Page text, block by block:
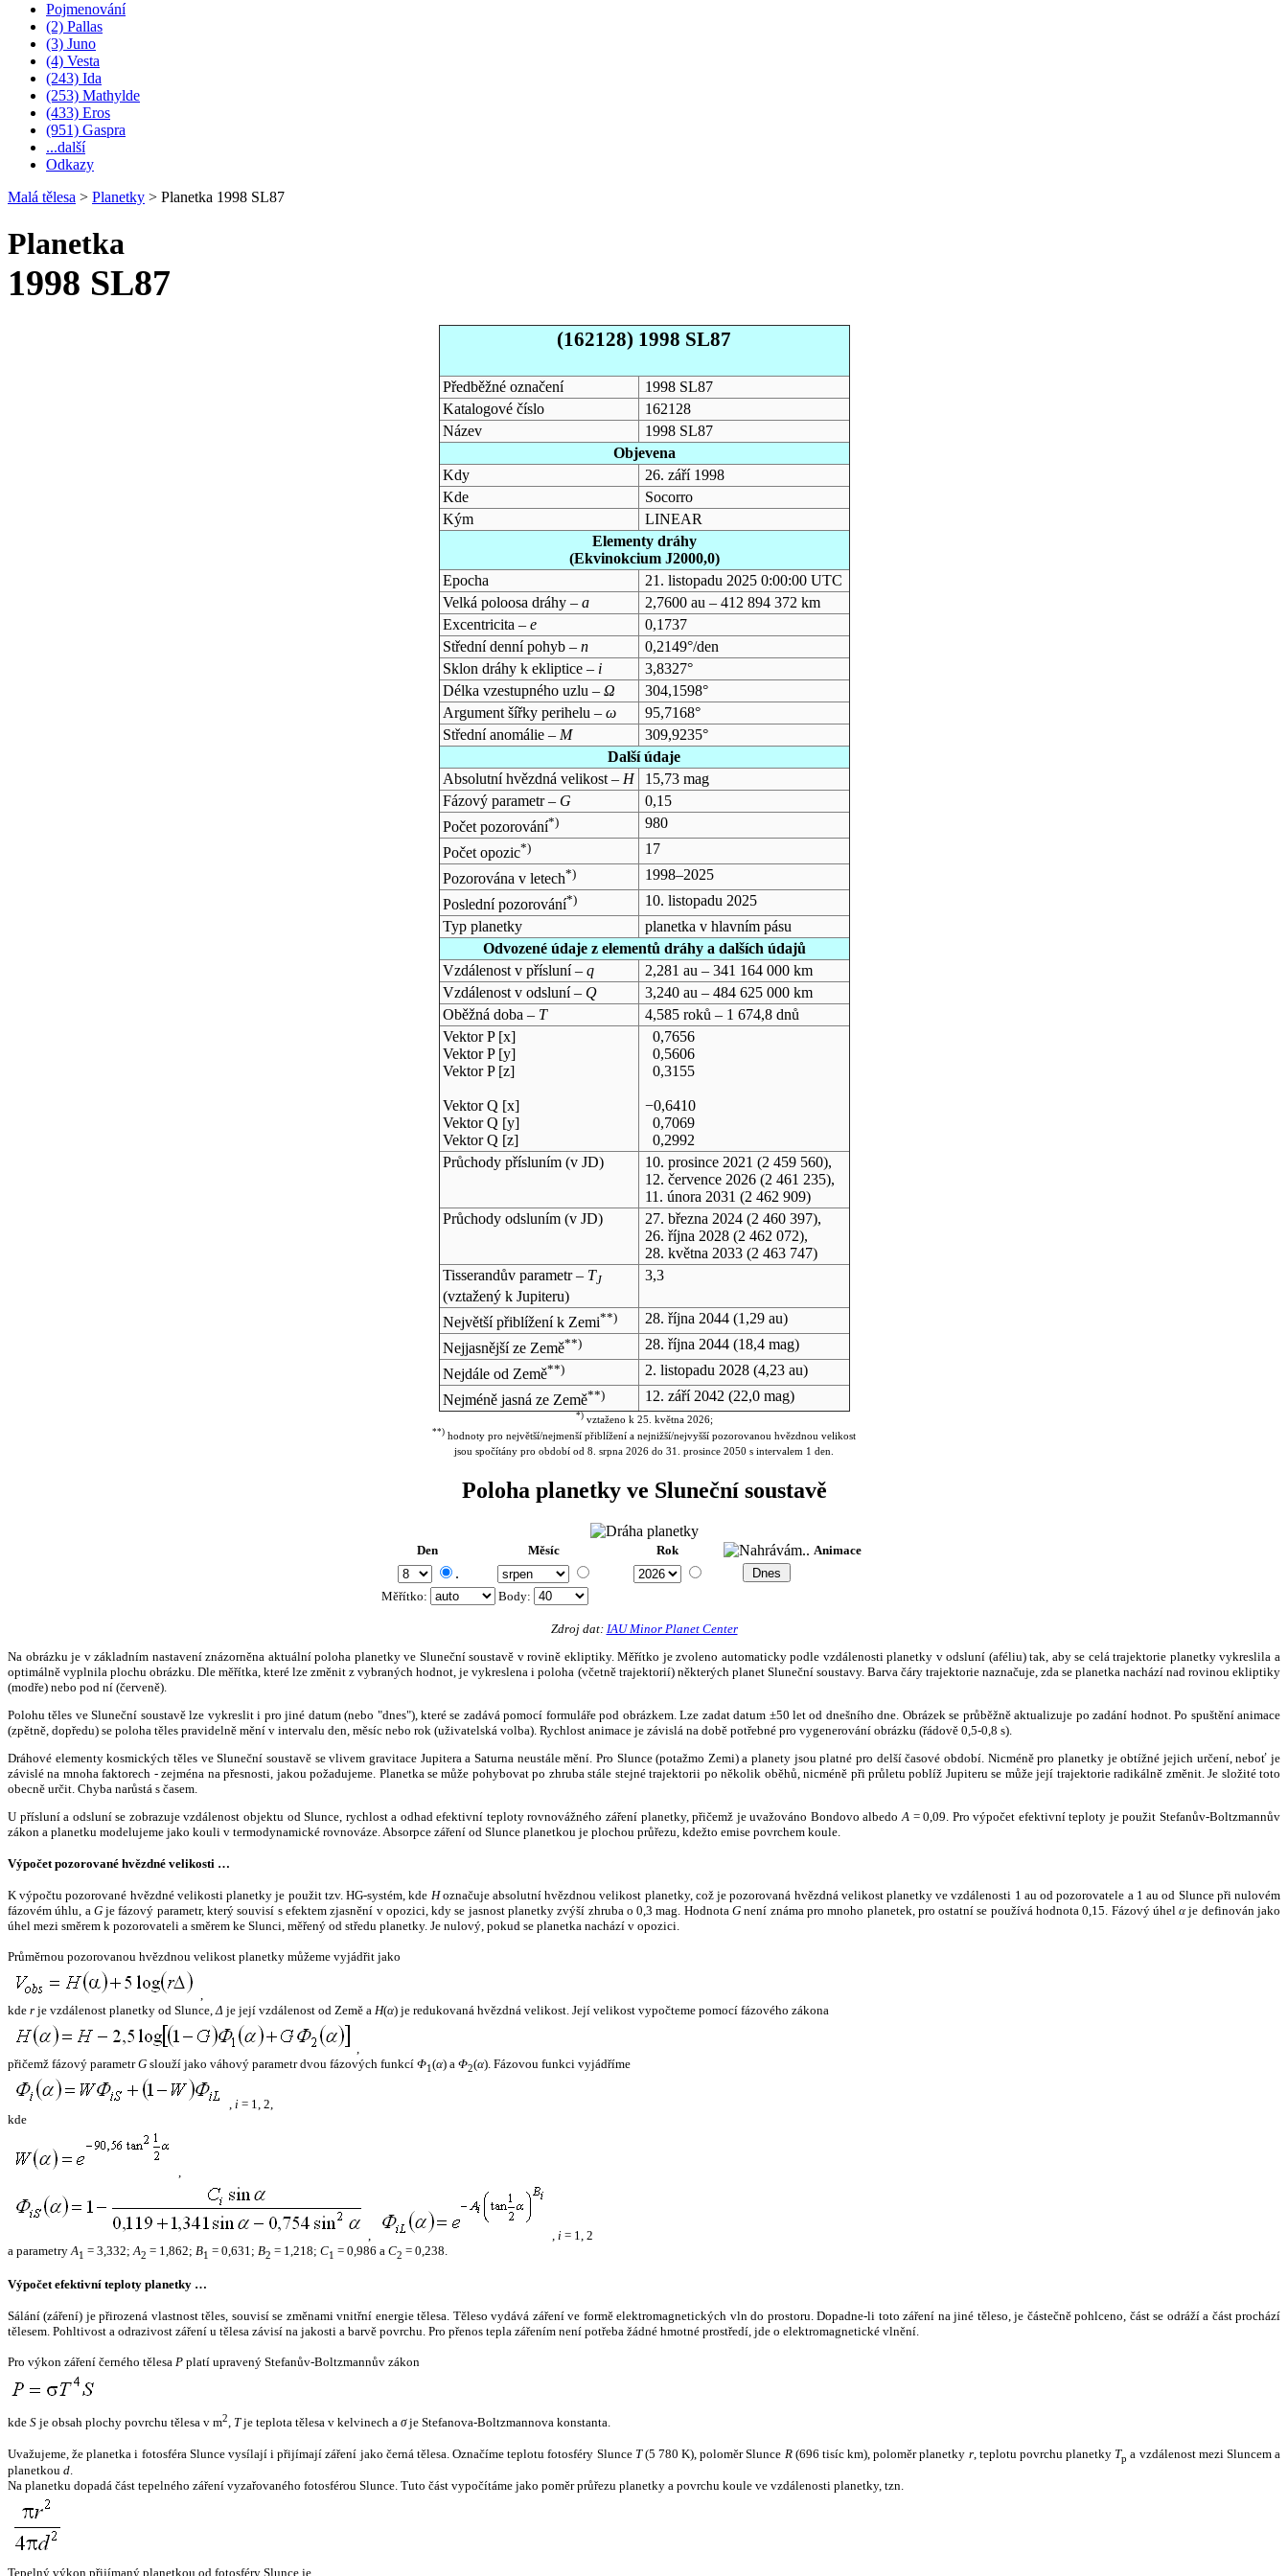
Pojmenování
(2) Pallas
(3) Juno
(4) Vesta
(243) Ida
(253) Mathylde
(433) Eros
(951) Gaspra
...další
Odkazy
Malá tělesa > Planetky > Planetka 1998 SL87
Planetka
1998 SL87
(162128) 1998 SL87
Předběžné označení
1998 SL87
Katalogové číslo
162128
Název
1998 SL87
Objevena
Kdy
26. září 1998
Kde
Socorro
Kým
LINEAR
Elementy dráhy
(Ekvinokcium J2000,0)
Epocha
21. listopadu 2025 0:00:00 UTC
Velká poloosa dráhy – a
2,7600 au – 412 894 372 km
Excentricita – e
0,1737
Střední denní pohyb – n
0,2149°/den
Sklon dráhy k ekliptice – i
3,8327°
Délka vzestupného uzlu – Ω
304,1598°
Argument šířky perihelu – ω
95,7168°
Střední anomálie – M
309,9235°
Další údaje
Absolutní hvězdná velikost – H
15,73 mag
Fázový parametr – G
0,15
Počet pozorování*)
980
Počet opozic*)
17
Pozorována v letech*)
1998–2025
Poslední pozorování*)
10. listopadu 2025
Typ planetky
planetka v hlavním pásu
Odvozené údaje z elementů dráhy a dalších údajů
Vzdálenost v přísluní – q
2,281 au – 341 164 000 km
Vzdálenost v odsluní – Q
3,240 au – 484 625 000 km
Oběžná doba – T
4,585 roků – 1 674,8 dnů
Vektor P [x]
Vektor P [y]
Vektor P [z]
Vektor Q [x]
Vektor Q [y]
Vektor Q [z]
0,7656
0,5606
0,3155
−0,6410
0,7069
0,2992
Průchody přísluním (v JD) 10. prosince 2021 (2 459 560),
12. července 2026(2 461 235),
11. února 2031 (2 462 909)
Průchody odsluním (v JD) 27. března 2024(2 460 397),
26. října 2028(2 462 072),
28. května 2033(2 463 747)
Tisserandův parametr – TJ
(vztažený k Jupiteru)
3,3
Největší přiblížení k Zemi**) 28. října 2044(1,29 au)
Nejjasnější ze Země**) 28. října 2044(18,4 mag)
Nejdále od Země**) 2. listopadu 2028(4,23 au)
Nejméně jasná ze Země**) 12. září 2042 (22,0 mag)
*)vztaženo k 25. května 2026;
**) hodnoty pro největší/nejmenší přiblížení a nejnižší/nejvyšší pozorovanou hvězdnou velikost
jsou spočítány pro období od 8. srpna 2026 do 31. prosince 2050 s intervalem 1 den.
Poloha planetky ve Sluneční soustavě
Den Měsíc Rok Animace
.
Měřítko: Body:
Zdroj dat: IAU Minor Planet Center
Na obrázku je v základním nastavení znázorněna aktuální poloha planetky ve Sluneční soustavě v rovině ekliptiky. Měřítko je zvoleno automaticky podle vzdálenosti planetky v odsluní (aféliu) tak, aby se celá trajektorie planetky vykreslila a
optimálně vyplnila plochu obrázku. Dle měřítka, které lze změnit z vybraných hodnot, je vykreslena i poloha (včetně trajektorií) některých planet Sluneční soustavy. Barva čáry trajektorie naznačuje, zda se planetka nachází nad rovinou ekliptiky
(modře) nebo pod ní (červeně).
Polohu těles ve Sluneční soustavě lze vykreslit i pro jiné datum (nebo "dnes"), které se zadává pomocí formuláře pod obrázkem. Lze zadat datum ±50 let od dnešního dne. Obrázek se průběžně aktualizuje po zadání hodnot. Po spuštění animace
(zpětně, dopředu) se poloha těles pravidelně mění v intervalu den, měsíc nebo rok (uživatelská volba). Rychlost animace je závislá na době potřebné pro vygenerování obrázku (řádově 0,5-0,8 s).
Dráhové elementy kosmických těles ve Sluneční soustavě se vlivem gravitace Jupitera a Saturna neustále mění. Pro Slunce (potažmo Zemi) a planety jsou platné pro delší časové období. Nicméně pro planetky je obtížné jejich určení, neboť je
závislé na mnoha faktorech - zejména na přesnosti, jakou požadujeme. Planetka se může pohybovat po zhruba stále stejné trajektorii po několik oběhů, nicméně při průletu poblíž Jupiteru se může její trajektorie radikálně změnit. Je složité toto
obecně určit. Chyba narůstá s časem.
U přísluní a odsluní se zobrazuje vzdálenost objektu od Slunce, rychlost a odhad efektivní teploty rovnovážného záření planetky, přičemž je uvažováno Bondovo albedo A = 0,09. Pro výpočet efektivní teploty je použit Stefanův-Boltzmannův
zákon a planetku modelujeme jako kouli v termodynamické rovnováze. Absorpce záření od Slunce planetkou je plochou průřezu, kdežto emise povrchem koule.
Výpočet pozorované hvězdné velikosti …
K výpočtu pozorované hvězdné velikosti planetky je použit tzv. HG-systém, kde Hoznačuje absolutní hvězdnou velikost planetky, což je pozorovaná hvězdná velikost planetky ve vzdálenosti 1 au od pozorovatele a 1 au od Slunce při nulovém
fázovém úhlu, a Gje fázový parametr, který souvisí s efektem zjasnění v opozici, kdy se jasnost planetky zvýší zhruba o 0,3 mag. HodnotaG není známa pro mnoho planetek, pro ostatní se používá hodnota 0,15. Fázový úhelα je definován jako
úhel mezi směrem k pozorovateli a směrem ke Slunci, měřený od středu planetky. Je nulový, pokud se planetka nachází v opozici.
Průměrnou pozorovanou hvězdnou velikost planetky můžeme vyjádřit jako
,
kde r je vzdálenost planetky od Slunce,Δ je její vzdálenost od Země a H(α) je redukovaná hvězdná velikost. Její velikost vypočteme pomocí fázového zákona
,
přičemž fázový parametrG slouží jako váhový parametr dvou fázových funkcí Φ1(α) a Φ2(α). Fázovou funkci vyjádříme
, i = 1, 2,
kde
,
, , i = 1, 2
a parametryA1 = 3,332;A2 = 1,862; B1 = 0,631; B2 = 1,218; C1 = 0,986 a C2 = 0,238.
Výpočet efektivní teploty planetky …
Sálání (záření) je přirozená vlastnost těles, souvisí se změnami vnitřní energie tělesa. Těleso vydává záření ve formě elektromagnetických vln do prostoru. Dopadne-li toto záření na jiné těleso, je částečně pohlceno, část se odráží a část prochází
tělesem. Pohltivost a odrazivost záření u tělesa závisí na jakosti a barvě povrchu. Pro přenos tepla zářením není potřeba žádné hmotné prostředí, jde o elektromagnetické vlnění.
Pro výkon záření černého tělesa P platí upravený Stefanův-Boltzmannův zákon
kde S je obsah plochy povrchu tělesa v m2, Tje teplota tělesa v kelvinech a σje Stefanova-Boltzmannova konstanta.
Uvažujeme, že planetka i fotosféra Slunce vysílají i přijímají záření jako černá tělesa. Označíme teplotu fotosféry Slunce T(5 780 K), poloměr Slunce R(696 tisíc km), poloměr planetky r, teplotu povrchu planetky Tp a vzdálenost mezi Sluncem a
planetkou d.
Na planetku dopadá část tepelného záření vyzařovaného fotosférou Slunce. Tuto část vypočítáme jako poměr průřezu planetky a povrchu koule ve vzdálenosti planetky, tzn.
Tepelný výkon přijímaný planetkou od fotosféry Slunce je